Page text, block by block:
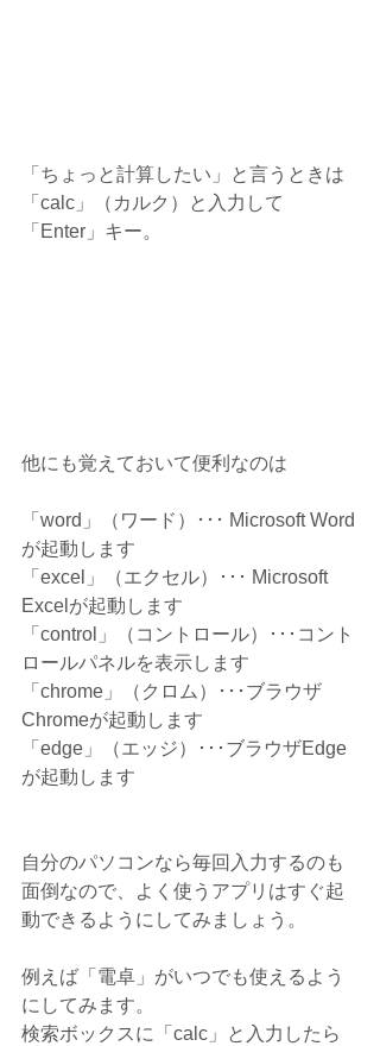
「ちょっと計算したい」と言うときは
「calc」（カルク）と入力して
「Enter」キー。
他にも覚えておいて便利なのは
「word」（ワード）･･･ Microsoft Word
が起動します
「excel」（エクセル）･･･ Microsoft
Excelが起動します
「control」（コントロール）･･･コント
ロールパネルを表示します
「chrome」（クロム）･･･ブラウザ
Chromeが起動します
「edge」（エッジ）･･･ブラウザEdge
が起動します
自分のパソコンなら毎回入力するのも
面倒なので、よく使うアプリはすぐ起
動できるようにしてみましょう。
例えば「電卓」がいつでも使えるよう
にしてみます。
検索ボックスに「calc」と入力したら